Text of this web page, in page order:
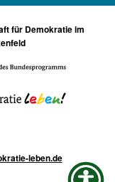
für Demokratie im
leben.de